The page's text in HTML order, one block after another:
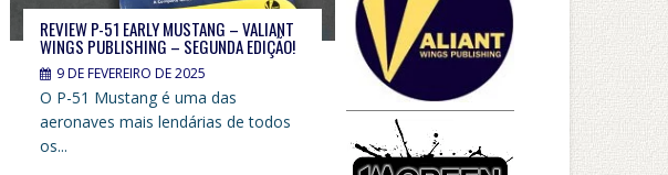
REVIEW P-51 EARLY MUSTANG – VALIANT
WINGS PUBLISHING – SEGUNDA EDIÇÃO!
9 DE FEVEREIRO DE 2025
O P-51 Mustang é uma das
aeronaves mais lendárias de todos
os...